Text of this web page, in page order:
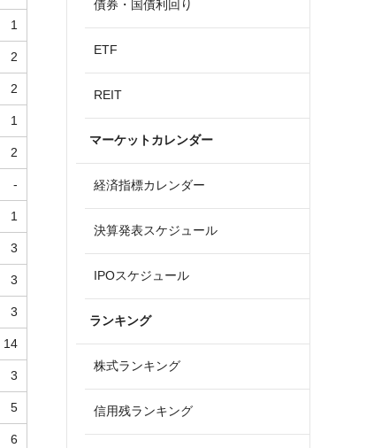
1
2
2
1
2
-
1
3
3
3
14
3
5
6
債券・国債利回り
ETF
REIT
マーケットカレンダー
経済指標カレンダー
決算発表スケジュール
IPOスケジュール
ランキング
株式ランキング
信用残ランキング